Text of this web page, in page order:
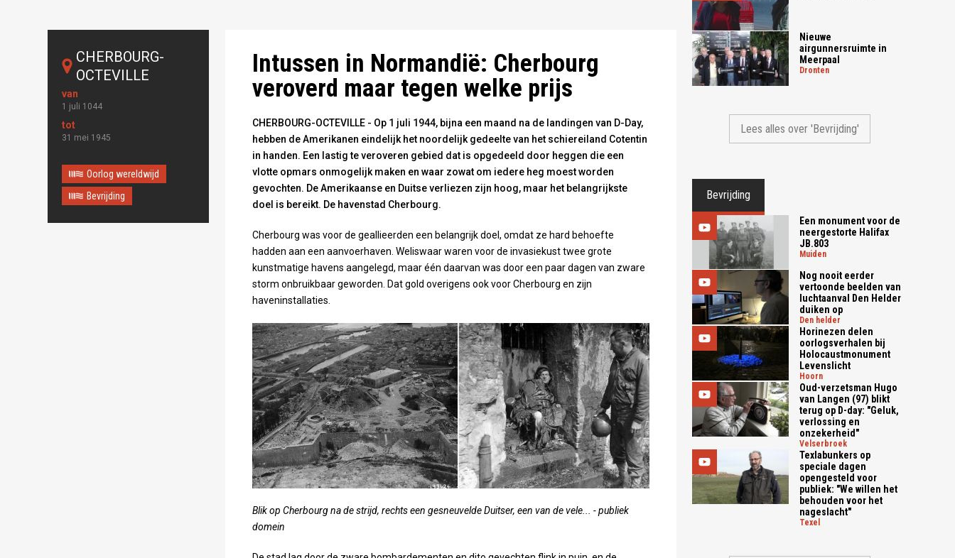
CHERBOURG-
OCTEVILLE
1 juli 1044
31 mei 1945
Oorlog wereldwijd
Bevrijding
Intussen in Normandië: Cherbourg
veroverd maar tegen welke prijs
CHERBOURG-OCTEVILLE - Op 1 juli 1944, bijna een maand na de landingen van D-Day,
hebben de Amerikanen eindelijk het noordelijk gedeelte van het schiereiland Cotentin
in handen. Een lastig te veroveren gebied dat is opgedeeld door heggen die een
vlotte opmars onmogelijk maken en waar zowat om iedere heg moest worden
gevochten. De Amerikaanse en Duitse verliezen zijn hoog, maar het belangrijkste
doel is bereikt. De havenstad Cherbourg.
Cherbourg was voor de geallieerden een belangrijk doel, omdat ze hard behoefte
hadden aan een aanvoerhaven. Weliswaar waren voor de invasiekust twee grote
kunstmatige havens aangelegd, maar één daarvan was door een paar dagen van zware
storm onbruikbaar geworden. Dat gold overigens ook voor Cherbourg en zijn
haveninstallaties.
Blik op Cherbourg na de strijd, rechts een gesneuvelde Duitser, een van de vele... - publiek
domein
Nieuwe
airgunnersruimte in
Meerpaal
dronten
Lees alles over 'Bevrijding'
Bevrijding
Een monument voor de
neergestorte Halifax
JB.803
muiden
Nog nooit eerder
vertoonde beelden van
luchtaanval Den Helder
duiken op
den helder
Horinezen delen
oorlogsverhalen bij
Holocaustmonument
Levenslicht
hoorn
Oud-verzetsman Hugo
van Langen (97) blikt
terug op D-day: "Geluk,
verlossing en
onzekerheid"
velserbroek
Texlabunkers op
speciale dagen
opengesteld voor
publiek: "We willen het
behouden voor het
nageslacht"
texel